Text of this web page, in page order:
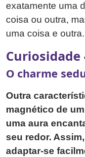
exatamente uma
coisa ou outra,
uma coisa e outra.
Curiosidade
O charme
Outra
magnético de
uma aura
seu redor.
adaptar-se